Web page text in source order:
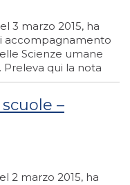
3 marzo 2015, ha
accompagnamento
Scienze umane
qui la nota
–
2 marzo 2015, ha